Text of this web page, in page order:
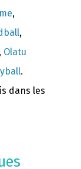
,
,
, Olatu
.
dans les